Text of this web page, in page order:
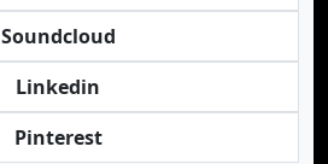
Soundcloud
Linkedin
Pinterest